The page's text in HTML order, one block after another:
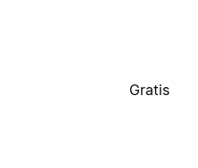
Gratis